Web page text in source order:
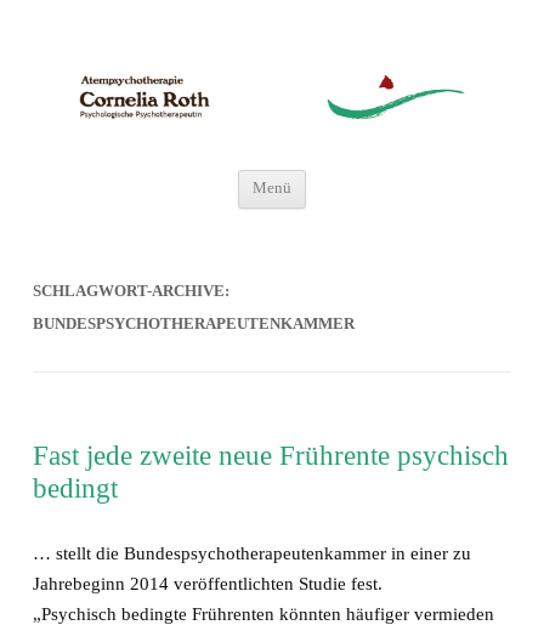
Menü
SCHLAGWORT-ARCHIVE:
BUNDESPSYCHOTHERAPEUTENKAMMER
Fast jede zweite neue Frührente psychisch
bedingt
… stellt die Bundespsychotherapeutenkammer in einer zu
Jahrebeginn 2014 veröffentlichten Studie fest.
„Psychisch bedingte Frührenten könnten häufiger vermieden